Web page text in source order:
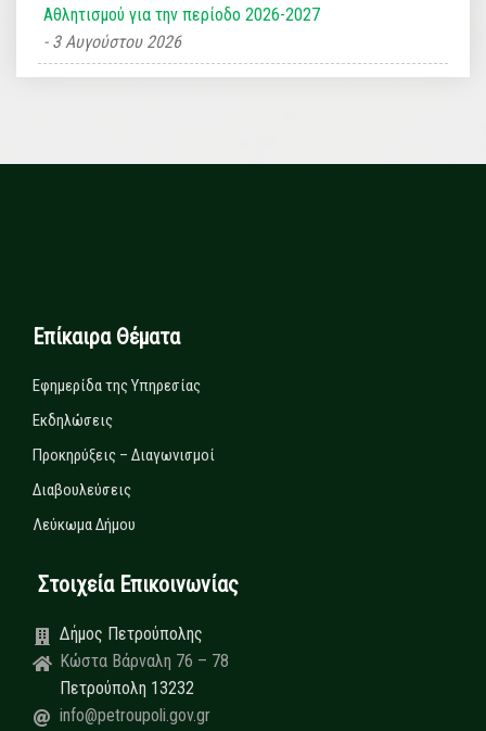
Αθλητισμού για την περίοδο 2026-2027
3 Αυγούστου 2026
Επίκαιρα Θέματα
Εφημερίδα της Υπηρεσίας
Εκδηλώσεις
Προκηρύξεις – Διαγωνισμοί
Διαβουλεύσεις
Λεύκωμα Δήμου
Στοιχεία Επικοινωνίας
Δήμος Πετρούπολης
Κώστα Βάρναλη 76 – 78
Πετρούπολη 13232
info@petroupoli.gov.gr